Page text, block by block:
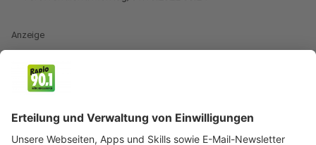
Anzeige
Halloween Ends
Anzeige